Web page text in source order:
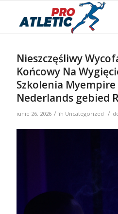
Acasa / w Blog /
Nieszczęśliwy Wycofanie Punkt
Przeniesienie Szkolenia Mye...
Nieszczęśliwy
Końcowy Na
Szkolenia
Nederlands gebied
iunie 26, 2026 / în Uncategorized /